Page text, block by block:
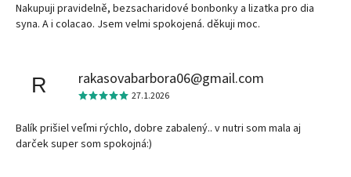
Nakupuji pravidelně, bezsacharidové bonbonky a lizatka pro dia
syna. A i colacao. Jsem velmi spokojená. děkuji moc.
R rakasovabarbora06@gmail.com
27.1.2026
Balík prišiel veľmi rýchlo, dobre zabalený.. v nutri som mala aj
darček super som spokojná:)